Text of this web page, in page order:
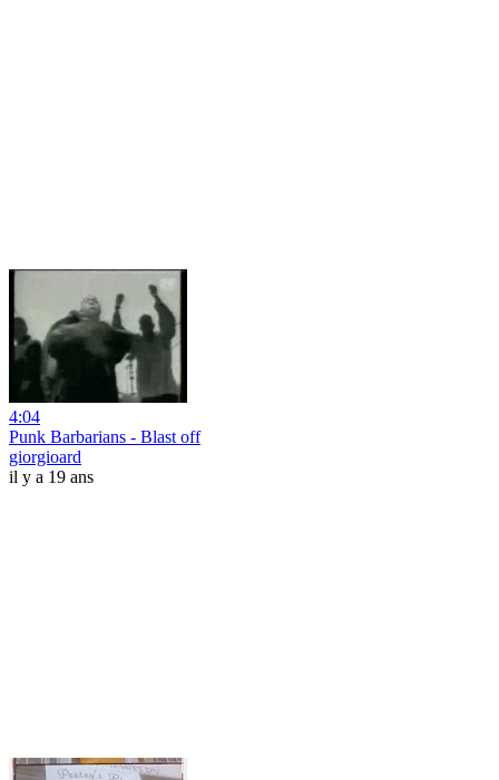
4:04
Punk Barbarians - Blast off
giorgioard
il y a 19 ans